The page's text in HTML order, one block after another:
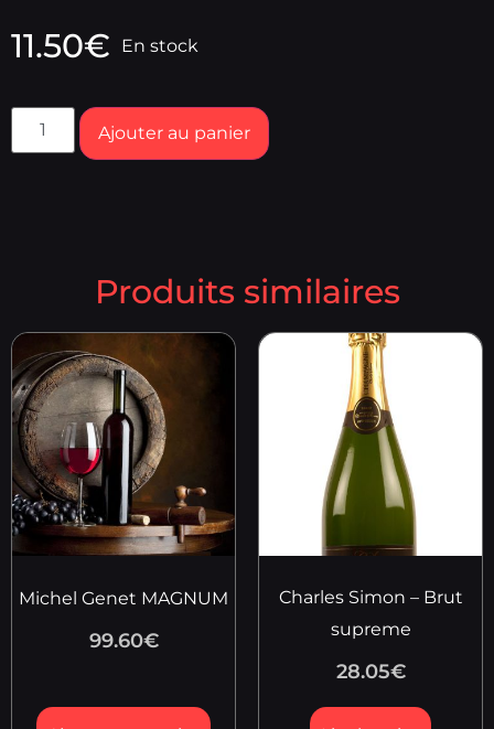
11.50€ En stock
Ajouter au panier
Produits similaires
Michel Genet MAGNUM
99.60€
Charles Simon – Brut
supreme
28.05€